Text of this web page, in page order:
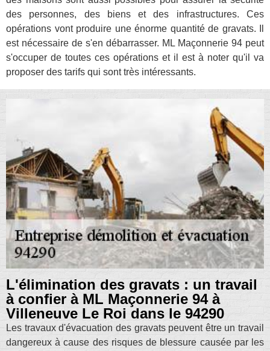
des personnes, des biens et des infrastructures. Ces
opérations vont produire une énorme quantité de gravats. Il
est nécessaire de s'en débarrasser. ML Maçonnerie 94 peut
s'occuper de toutes ces opérations et il est à noter qu'il va
proposer des tarifs qui sont très intéressants.
L'élimination des gravats : un travail
à confier à ML Maçonnerie 94 à
Villeneuve Le Roi dans le 94290
Les travaux d'évacuation des gravats peuvent être un travail
dangereux à cause des risques de blessure causée par les